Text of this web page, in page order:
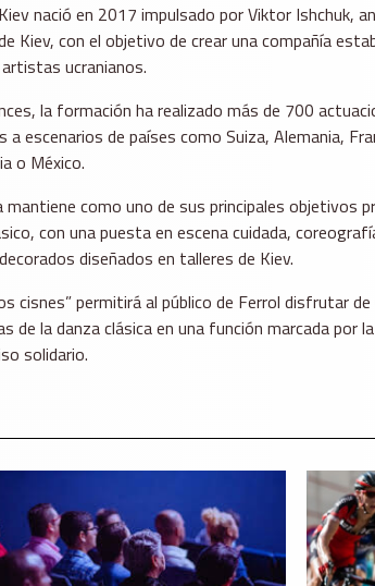
nació en 2017 impulsado por Viktor Ishchuk,
Kiev, con el objetivo de crear una compañía
ucranianos.
la formación ha realizado más de 700
a escenarios de países como Suiza, Alemania,
o México.
mantiene como uno de sus principales objetivos
con una puesta en escena cuidada,
diseñados en talleres de Kiev.
cisnes” permitirá al público de Ferrol disfrutar
de la danza clásica en una función marcada por
solidario.